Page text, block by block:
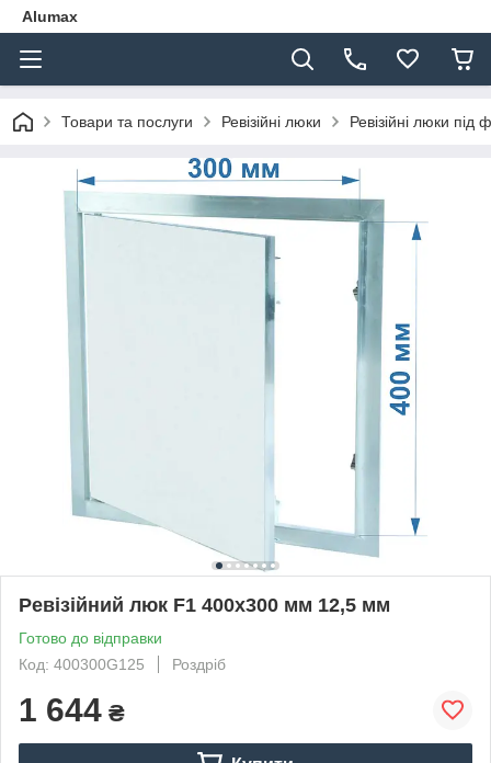
Alumax
Товари та послуги Ревізійні люки Ревізійні люки
Ревізійний люк F1 400x300 мм 12,5 мм
Готово до відправки
Код: 400300G125
Роздріб
1 644 ₴